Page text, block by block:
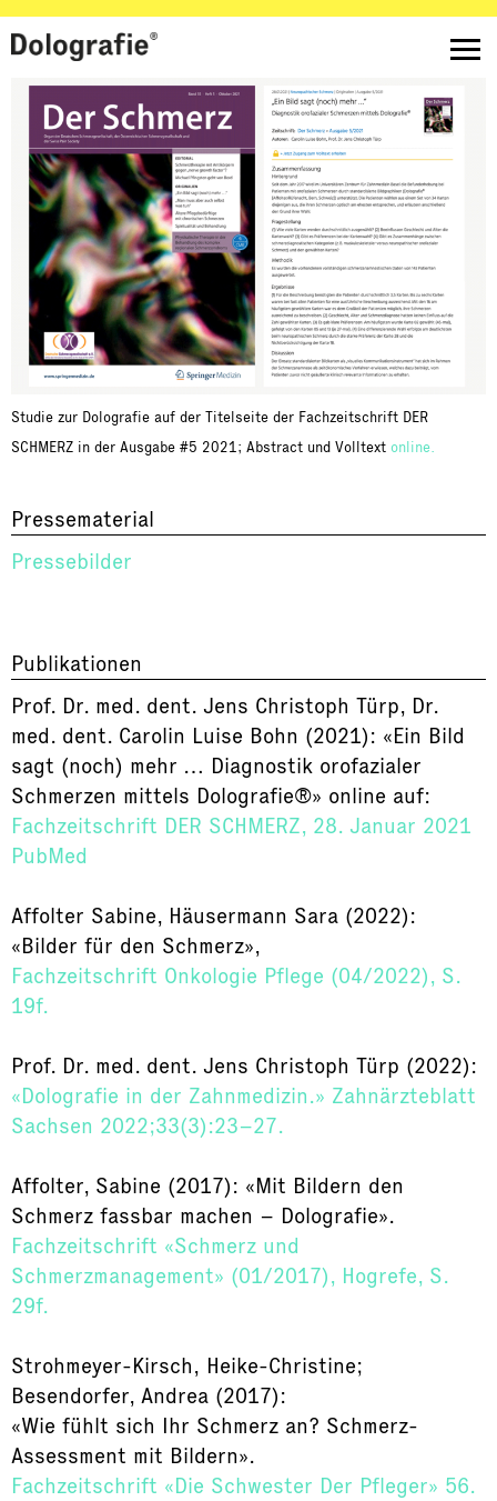
Studie zur Dolografie auf der Titelseite der Fachzeitschrift DER
SCHMERZ in der Ausgabe #5 2021; Abstract und Volltext online.
Pressematerial
Pressebilder
Publikationen
Prof. Dr. med. dent. Jens Christoph Türp, Dr.
med. dent. Carolin Luise Bohn (2021): «Ein Bild
sagt (noch) mehr … Diagnostik orofazialer
Schmerzen mittels Dolografie®» online auf:
Fachzeitschrift DER SCHMERZ, 28. Januar 2021
PubMed
Affolter Sabine, Häusermann Sara (2022):
«Bilder für den Schmerz»,
Fachzeitschrift Onkologie Pflege (04/2022), S.
19f.
Prof. Dr. med. dent. Jens Christoph Türp (2022):
«Dolografie in der Zahnmedizin.» Zahnärzteblatt
Sachsen 2022;33(3):23–27.
Affolter, Sabine (2017): «Mit Bildern den
Schmerz fassbar machen – Dolografie».
Fachzeitschrift «Schmerz und
Schmerzmanagement» (01/2017), Hogrefe, S.
29f.
Strohmeyer-Kirsch, Heike-Christine;
Besendorfer, Andrea (2017):
«Wie fühlt sich Ihr Schmerz an? Schmerz-
Assessment mit Bildern».
Fachzeitschrift «Die Schwester Der Pfleger» 56.